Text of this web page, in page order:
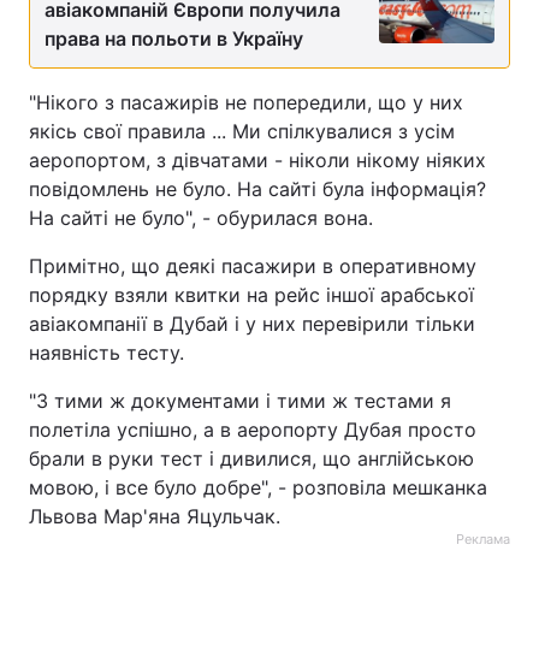
Тема оформлення
авіакомпаній Європи получила
права на польоти в Україну
"Нікого з пасажирів не попередили, що у них
якісь свої правила ... Ми спілкувалися з усім
аеропортом, з дівчатами - ніколи нікому ніяких
повідомлень не було. На сайті була інформація?
На сайті не було", - обурилася вона.
Примітно, що деякі пасажири в оперативному
порядку взяли квитки на рейс іншої арабської
авіакомпанії в Дубай і у них перевірили тільки
наявність тесту.
"З тими ж документами і тими ж тестами я
полетіла успішно, а в аеропорту Дубая просто
брали в руки тест і дивилися, що англійською
мовою, і все було добре", - розповіла мешканка
Львова Мар'яна Яцульчак.
Реклама